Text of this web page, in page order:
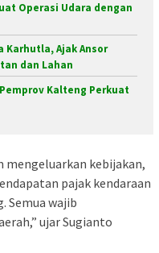
Operasi Udara dengan
Karhutla, Ajak Ansor
dan Lahan
Kalteng Perkuat
mengeluarkan kebijakan,
pajak kendaraan
Semua wajib
ujar Sugianto